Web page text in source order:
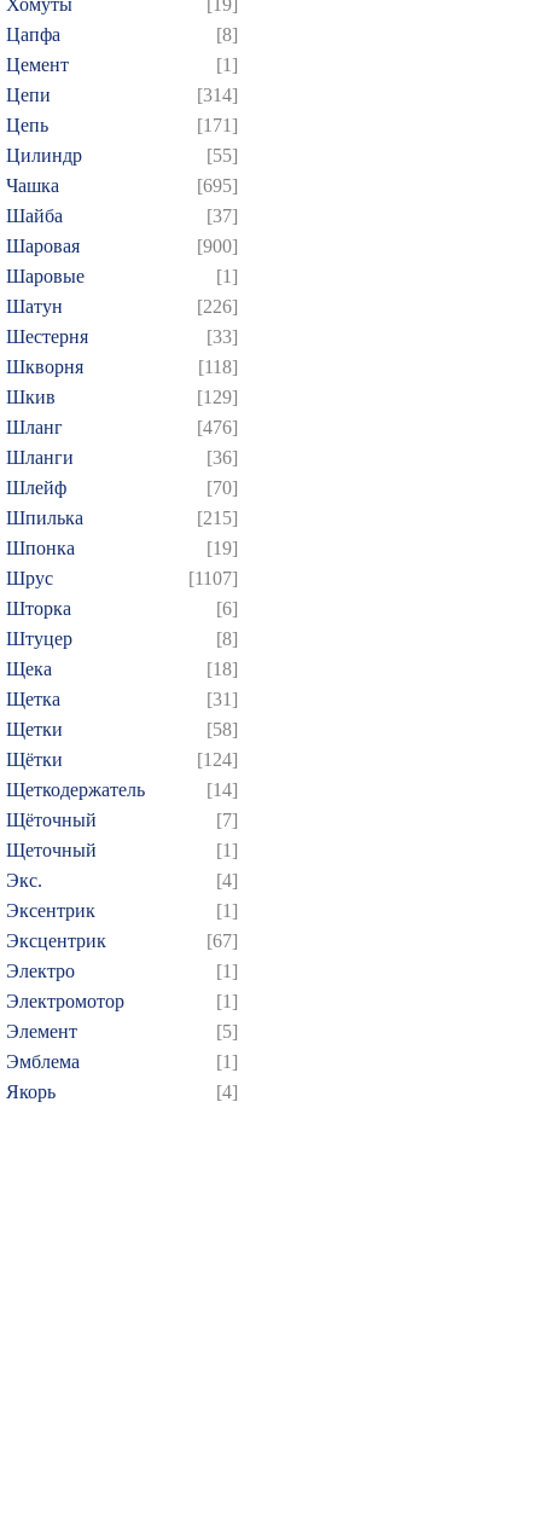
Хомуты
[19]
Цапфа
[8]
Цемент
[1]
Цепи
[314]
Цепь
[171]
Цилиндр
[55]
Чашка
[695]
Шайба
[37]
Шаровая
[900]
Шаровые
[1]
Шатун
[226]
Шестерня
[33]
Шкворня
[118]
Шкив
[129]
Шланг
[476]
Шланги
[36]
Шлейф
[70]
Шпилька
[215]
Шпонка
[19]
Шрус
[1107]
Шторка
[6]
Штуцер
[8]
Щека
[18]
Щетка
[31]
Щетки
[58]
Щётки
[124]
Щеткодержатель
[14]
Щёточный
[7]
Щеточный
[1]
Экс.
[4]
Эксентрик
[1]
Эксцентрик
[67]
Электро
[1]
Электромотор
[1]
Элемент
[5]
Эмблема
[1]
Якорь
[4]